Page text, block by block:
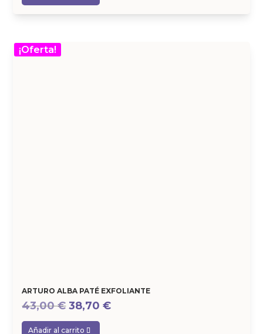
era:
es:
¡Oferta!
ARTURO ALBA PATÉ EXFOLIANTE
43,00€ El
precio
38,70€El
Añadir al carrito